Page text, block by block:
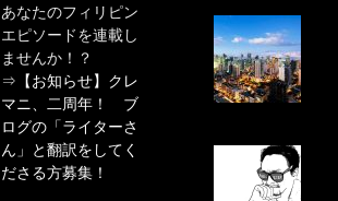
あなたのフィリピン
エピソードを連載し
ませんか！？
⇒ 【お知らせ】クレ
マニ、二周年！ ブ
ログの「ライターさ
ん」と翻訳をしてく
ださる方募集！